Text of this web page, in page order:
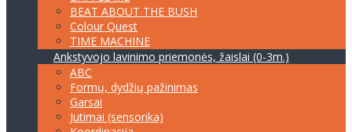
BEAT ABOUT THE BUSH
Colour Quest
TIME MACHINE
Ankstyvojo lavinimo priemonės, žaislai (0-3m.)
ABC
Formų, dydžių pažinimas
Garsai
Jutimai (sensorika)